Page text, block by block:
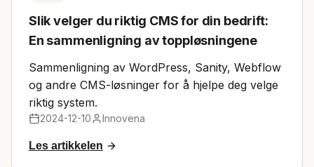
Slik velger du riktig CMS for din bedrift:
En sammenligning av toppløsningene
Sammenligning av WordPress, Sanity, Webflow
og andre CMS-løsninger for å hjelpe deg velge
riktig system.
2024-12-10 Innovena
Les artikkelen